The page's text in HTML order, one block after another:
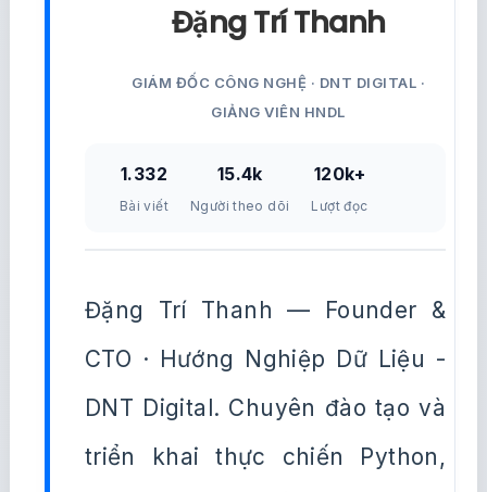
Đặng Trí Thanh
GIÁM ĐỐC CÔNG NGHỆ · DNT DIGITAL ·
GIẢNG VIÊN HNDL
1.332
Bài viết
15.4k
Người theo dõi
120k+
Lượt đọc
Đặng Trí Thanh — Founder &
CTO · Hướng Nghiệp Dữ Liệu -
DNT Digital. Chuyên đào tạo và
triển khai thực chiến Python,